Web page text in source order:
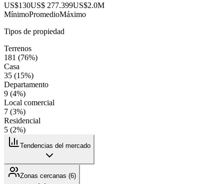
US$130US$ 277.399US$2.0M
MínimoPromedioMáximo
Tipos de propiedad
Terrenos
181 (76%)
Casa
35 (15%)
Departamento
9 (4%)
Local comercial
7 (3%)
Residencial
5 (2%)
Tendencias del mercado
Zonas cercanas (6)